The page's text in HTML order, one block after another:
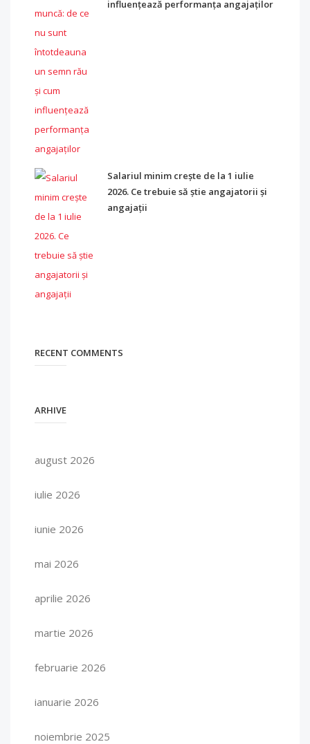
influențează performanța angajaților
Salariul minim crește de la 1 iulie
2026. Ce trebuie să știe angajatorii și
angajații
RECENT COMMENTS
ARHIVE
august 2026
iulie 2026
iunie 2026
mai 2026
aprilie 2026
martie 2026
februarie 2026
ianuarie 2026
noiembrie 2025